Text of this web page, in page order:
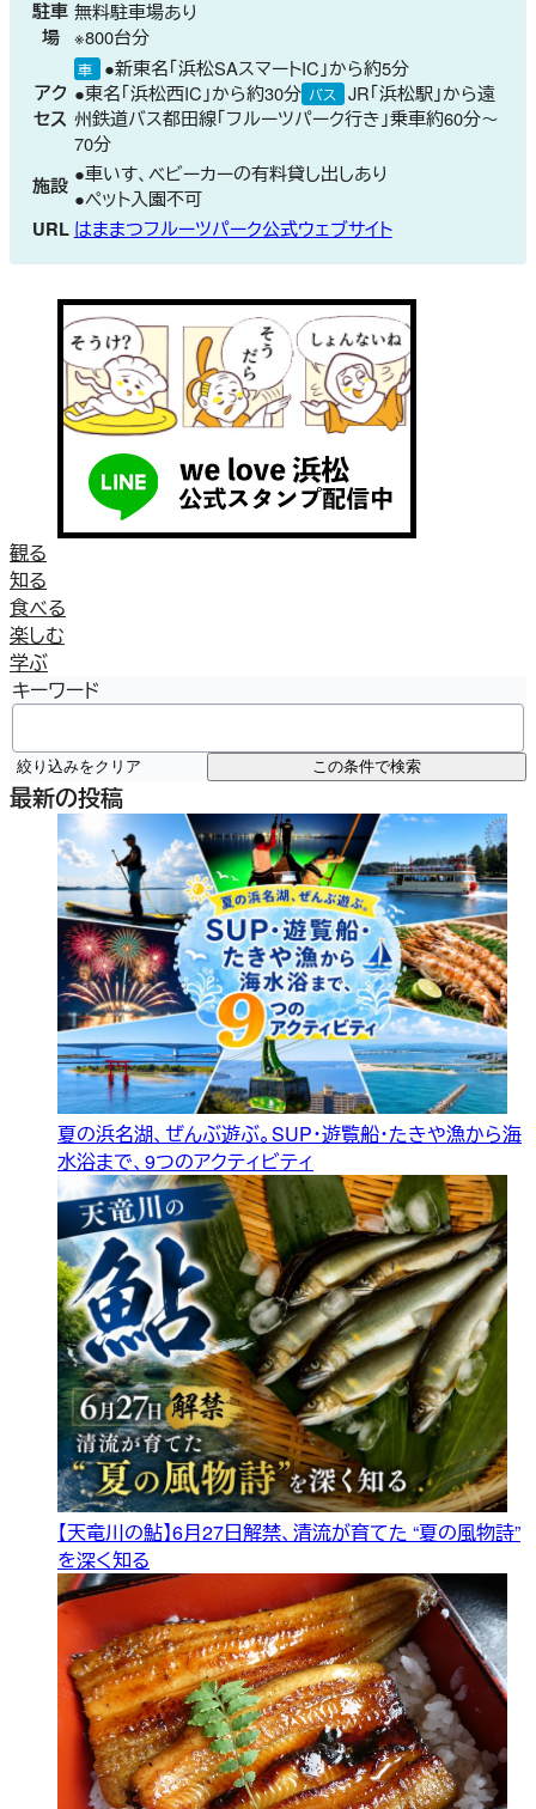
駐車
場
無料駐車場あり
※800台分
アク
セス
車
●新東名「浜松SAスマートIC」から約5分
●東名「浜松西IC」から約30分 バス
JR「浜松駅」から遠
州鉄道バス都田線「フルーツパーク行き」乗車約60分～
70分
施設 ●車いす、ベビーカーの有料貸し出しあり
●ペット入園不可
URL はままつフルーツパーク公式ウェブサイト
観る
知る
食べる
楽しむ
学ぶ
キーワード
絞り込みをクリア この条件で検索
最新の投稿
夏の浜名湖、ぜんぶ遊ぶ。SUP・遊覧船・たきや漁から海
水浴まで、9つのアクティビティ
【天竜川の鮎】6月27日解禁、清流が育てた “夏の風物詩”
を深く知る